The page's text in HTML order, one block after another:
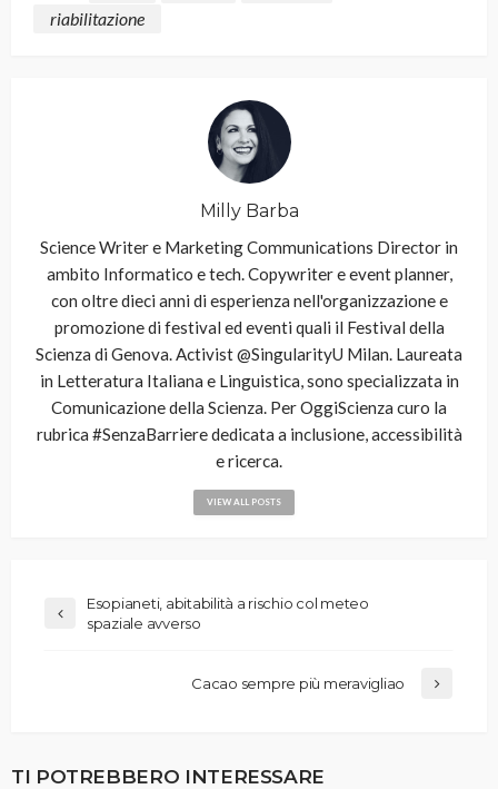
riabilitazione
Milly Barba
Science Writer e Marketing Communications Director in
ambito Informatico e tech. Copywriter e event planner,
con oltre dieci anni di esperienza nell'organizzazione e
promozione di festival ed eventi quali il Festival della
Scienza di Genova. Activist @SingularityU Milan. Laureata
in Letteratura Italiana e Linguistica, sono specializzata in
Comunicazione della Scienza. Per OggiScienza curo la
rubrica #SenzaBarriere dedicata a inclusione, accessibilità
e ricerca.
VIEW ALL POSTS
Esopianeti, abitabilità a rischio col meteo
spaziale avverso
Cacao sempre più meravigliao
TI POTREBBERO INTERESSARE